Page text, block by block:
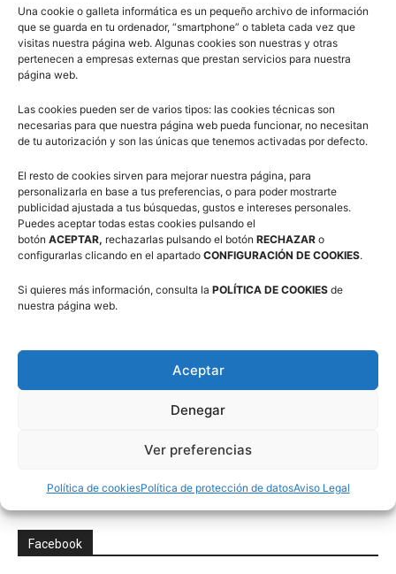
Una cookie o galleta informática es un pequeño archivo de información
que se guarda en tu ordenador, “smartphone” o tableta cada vez que
visitas nuestra página web. Algunas cookies son nuestras y otras
pertenecen a empresas externas que prestan servicios para nuestra
página web.
Las cookies pueden ser de varios tipos: las cookies técnicas son
necesarias para que nuestra página web pueda funcionar, no necesitan
de tu autorización y son las únicas que tenemos activadas por defecto.
El resto de cookies sirven para mejorar nuestra página, para
personalizarla en base a tus preferencias, o para poder mostrarte
publicidad ajustada a tus búsquedas, gustos e intereses personales.
Puedes aceptar todas estas cookies pulsando el
botón ACEPTAR, rechazarlas pulsando el botón RECHAZAR o
configurarlas clicando en el apartado CONFIGURACIÓN DE COOKIES.
Si quieres más información, consulta la POLÍTICA DE COOKIES de
nuestra página web.
Aceptar
Denegar
Ver preferencias
Política de cookiesPolítica de protección de datosAviso Legal
Síguenos en Redes Sociales
Suscríbete a nuestra Newsletter
Correo electrónico (requerido)
Consiento el uso de mis datos personales para recibir
publicidad de su entidad.
Tweets por @FabasketAragon
Facebook